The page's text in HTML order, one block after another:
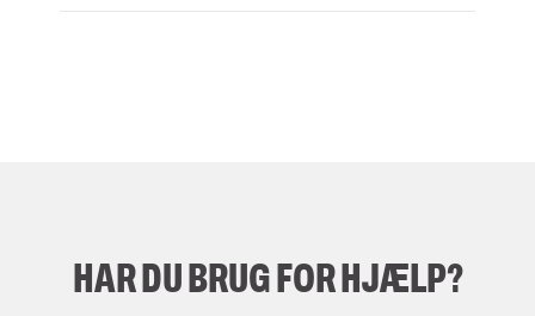
HAR DU BRUG FOR HJÆLP?